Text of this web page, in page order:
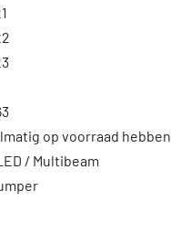
op voorraad hebben
/ Multibeam